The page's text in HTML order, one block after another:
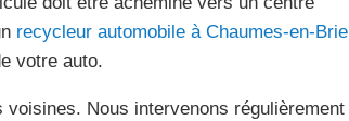
recycleur automobile à Chaumes-en-Brie
votre auto.
voisines. Nous intervenons régulièrement